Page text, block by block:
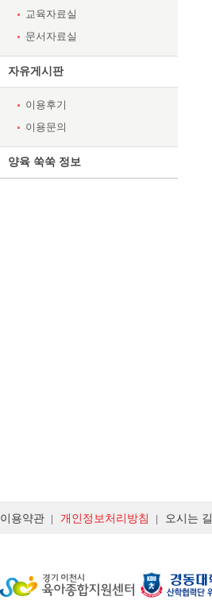
교육자료실
문서자료실
자유게시판
이용후기
이용문의
양육 쑥쑥 정보
이용약관 개인정보처리방침 오시는 길